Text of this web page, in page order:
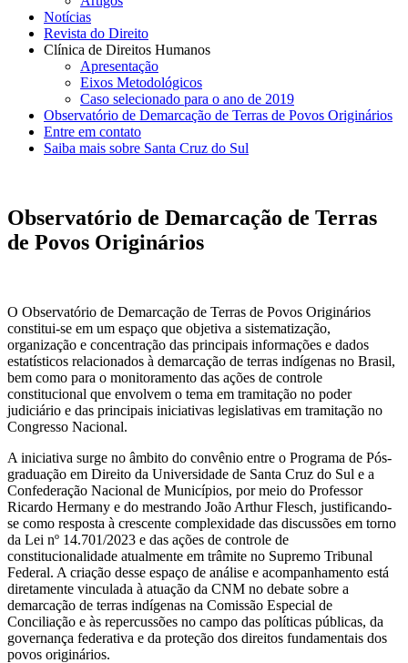
Notícias
Revista do Direito
Clínica de Direitos Humanos
Apresentação
Eixos Metodológicos
Caso selecionado para o ano de 2019
Observatório de Demarcação de Terras de Povos Originários
Entre em contato
Saiba mais sobre Santa Cruz do Sul
Observatório de Demarcação de Terras
de Povos Originários
O Observatório de Demarcação de Terras de Povos Originários
constitui-se em um espaço que objetiva a sistematização,
organização e concentração das principais informações e dados
estatísticos relacionados à demarcação de terras indígenas no Brasil,
bem como para o monitoramento das ações de controle
constitucional que envolvem o tema em tramitação no poder
judiciário e das principais iniciativas legislativas em tramitação no
Congresso Nacional.
A iniciativa surge no âmbito do convênio entre o Programa de Pós-
graduação em Direito da Universidade de Santa Cruz do Sul e a
Confederação Nacional de Municípios, por meio do Professor
Ricardo Hermany e do mestrando João Arthur Flesch, justificando-
se como resposta à crescente complexidade das discussões em torno
da Lei nº 14.701/2023 e das ações de controle de
constitucionalidade atualmente em trâmite no Supremo Tribunal
Federal. A criação desse espaço de análise e acompanhamento está
diretamente vinculada à atuação da CNM no debate sobre a
demarcação de terras indígenas na Comissão Especial de
Conciliação e às repercussões no campo das políticas públicas, da
governança federativa e da proteção dos direitos fundamentais dos
povos originários.